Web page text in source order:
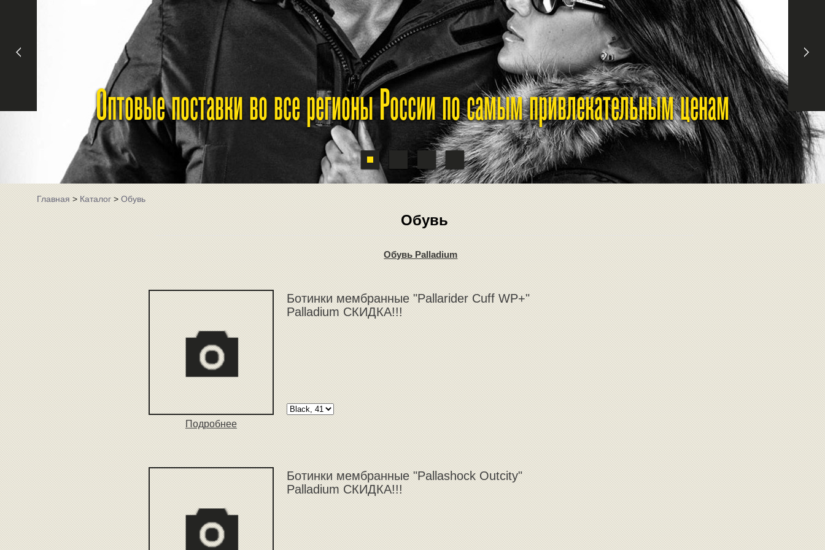
Оптовые поставки во все регионы России по самым привлекательным ценам
Главная>Каталог>Обувь
Обувь
Обувь Palladium
Подробнее
Ботинки мембранные "Pallarider Cuff WP+"
Palladium СКИДКА!!!
Ботинки мембранные "Pallashock Outcity"
Palladium СКИДКА!!!